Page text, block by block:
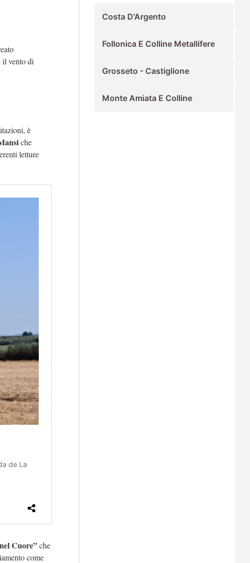
il vento di
è
che
letture
Cuore”che
come
Costa D'Argento
Follonica E Colline Metallifere
Grosseto - Castiglione
Monte Amiata E Colline